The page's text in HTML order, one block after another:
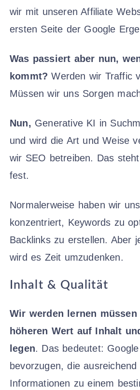
wir mit unseren Affiliate
ersten Seite der Google
Was passiert aber nun,
kommt?Werden wir Traffic
Müssen wir uns Sorgen
Nun, Generative KI in
und wird die Art und Weise
wir SEO betreiben. Das
fest.
Normalerweise haben wir
konzentriert, Keywords zu
Backlinks zu erstellen. Aber
wird es Zeit umzudenken.
Inhalt & Qualität
Wir werden lernen müssen
höheren Wert auf Inhalt
legen. Das bedeutet:
bevorzugen, die
Informationen zu einem